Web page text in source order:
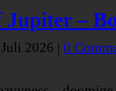
Jupiter –
2026 | 0